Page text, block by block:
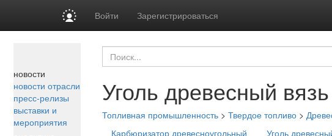
Войти Зарегистрироваться
новости
новости отрасли
пресс-релизы
выставки и
мероприятия
Уголь древесный вязь
Топливная промышленность > Твердое топливо >
Карбюризатор древесноугольный
Уголь